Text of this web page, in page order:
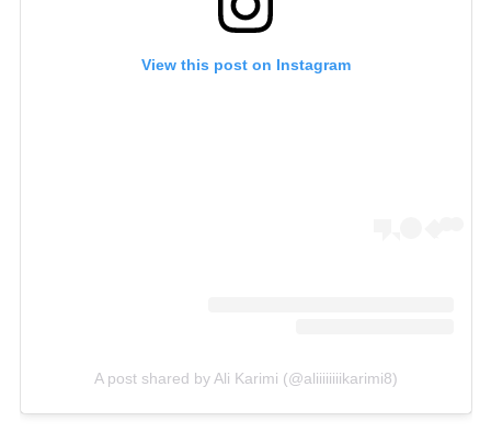
View this post on Instagram
A post shared by Ali Karimi (@aliiiiiiiikarimi8)